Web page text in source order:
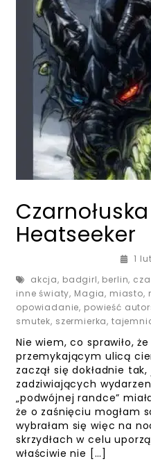
Heatseeker
1
akcja, badgirl, berlin,
inne światy, Magia, miasto,
opowiadanie, powieść
smutek, szermierka,
Nie wiem, co sprawiło,
przemykającym ulicą
zaczął się dokładnie
zadziwiających
„podwójnej randce”
że o zaśnięciu mogłam
wybrałam się więc na
skrzydłach w celu
właściwie nie […]